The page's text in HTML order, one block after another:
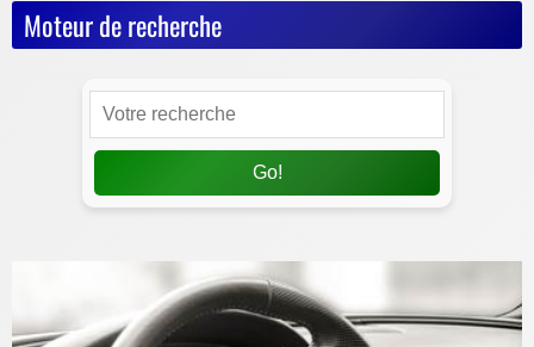
Moteur de recherche
Go!